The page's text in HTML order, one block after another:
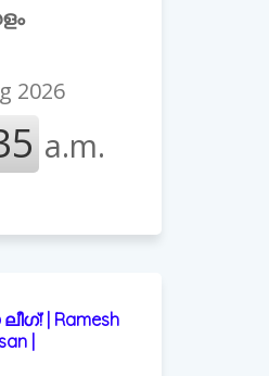
| Ramesh
|